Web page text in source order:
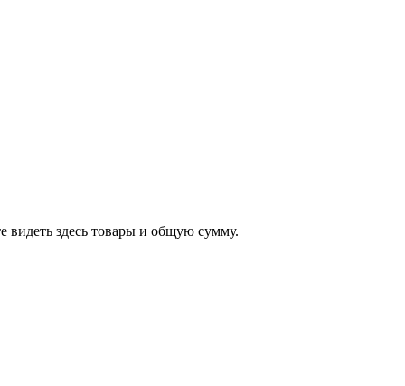
видеть здесь товары и общую сумму.